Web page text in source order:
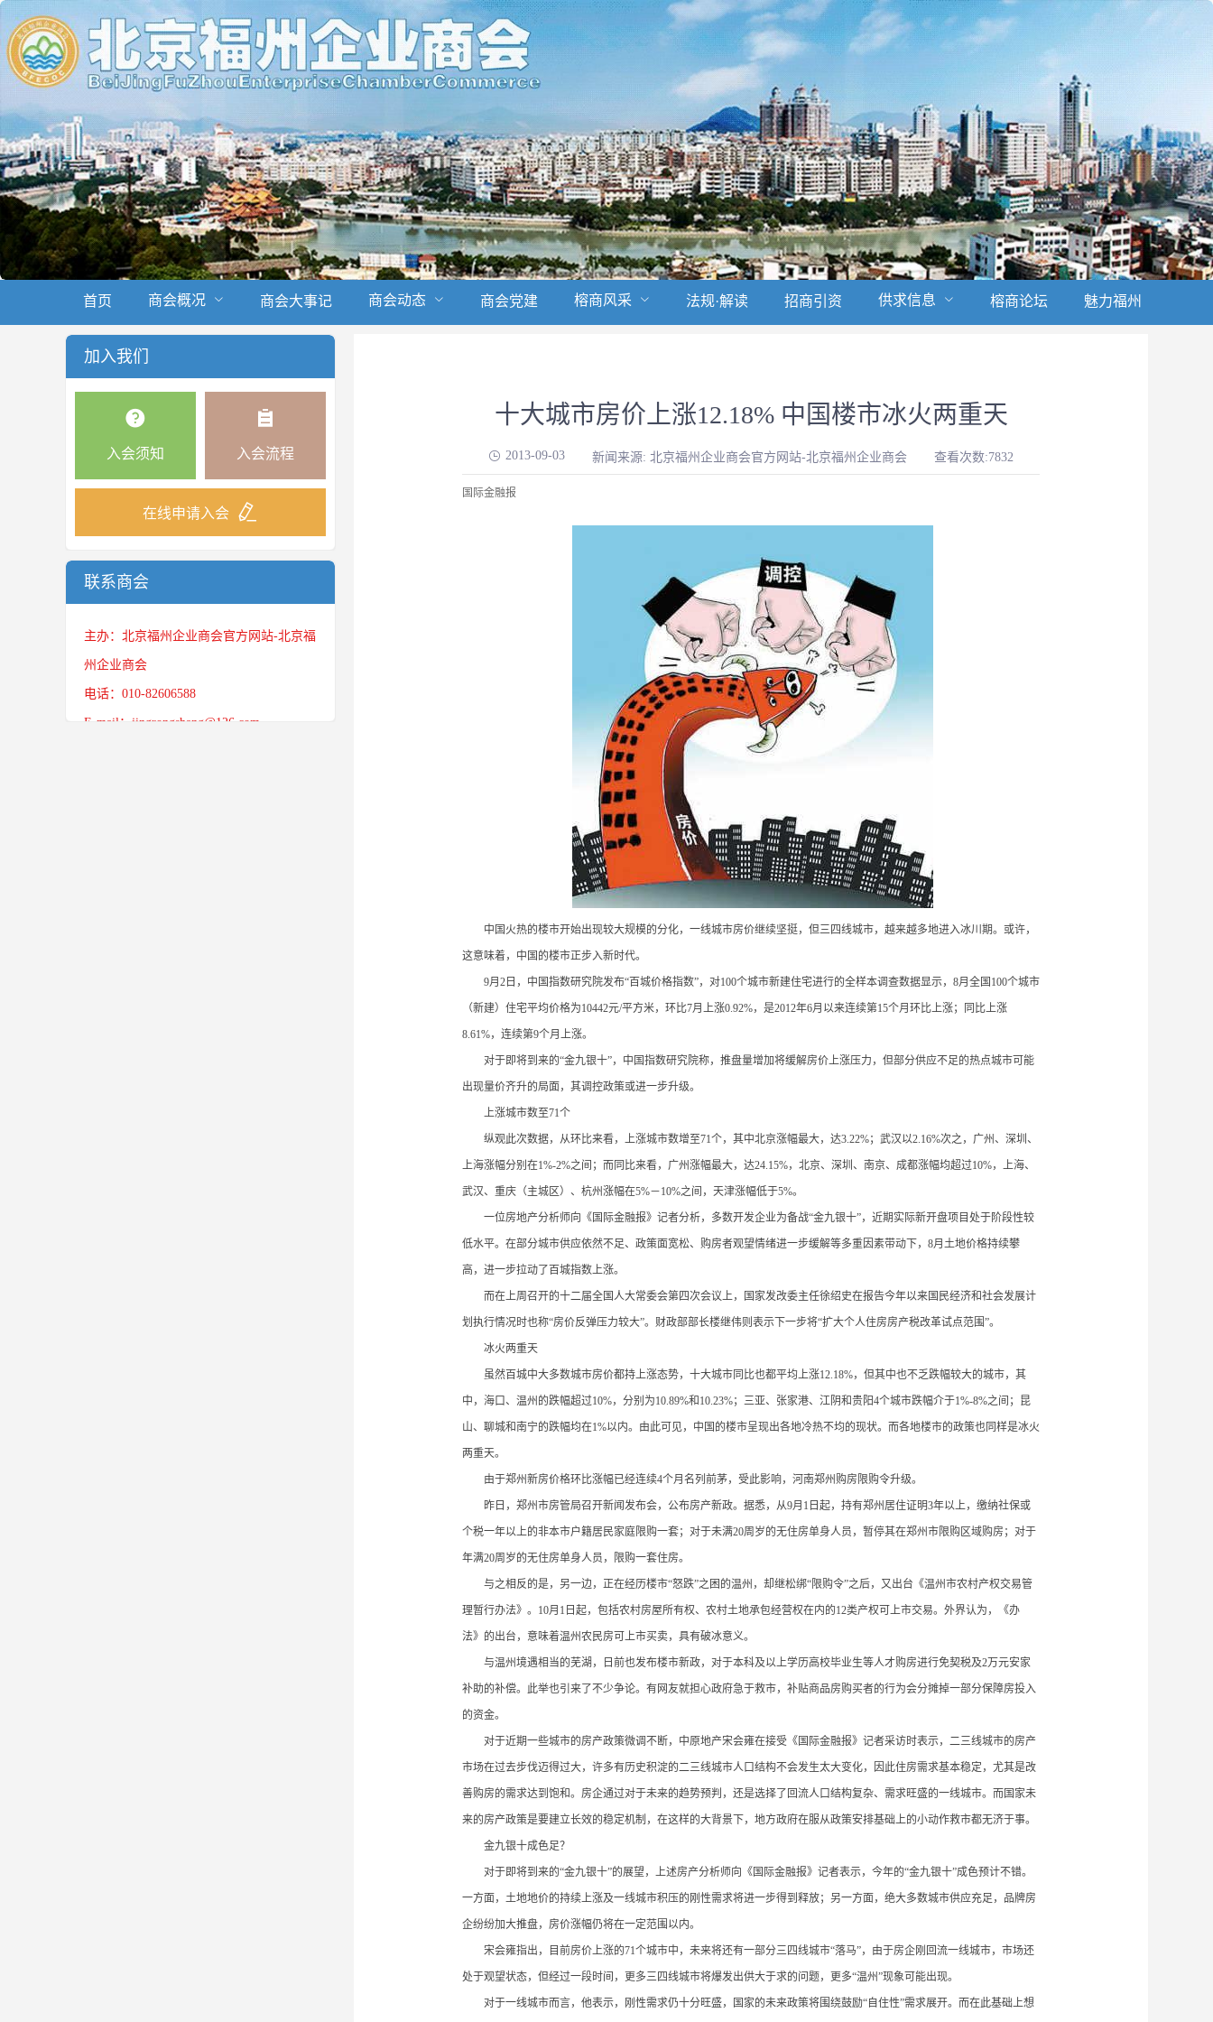
首页 商会概况 商会大事记 商会动态 商会党建 榕商风采 法规·解读 招商引资 供求信息 榕商论坛 魅力福州
加入我们
入会须知 入会流程
在线申请入会
联系商会
主办：北京福州企业商会官方网站-北京福
州企业商会
电话：010-82606588
E-mail：jingrongshang@126.com
十大城市房价上涨12.18% 中国楼市冰火两重天
2013-09-03 新闻来源: 北京福州企业商会官方网站-北京福州企业商会 查看次数:7832
国际金融报
中国火热的楼市开始出现较大规模的分化，一线城市房价继续坚挺，但三四线城市，越来越多地进入冰川期。或许，
这意味着，中国的楼市正步入新时代。
9月2日，中国指数研究院发布“百城价格指数”，对100个城市新建住宅进行的全样本调查数据显示，8月全国100个城市
（新建）住宅平均价格为10442元/平方米，环比7月上涨0.92%，是2012年6月以来连续第15个月环比上涨；同比上涨
8.61%，连续第9个月上涨。
对于即将到来的“金九银十”，中国指数研究院称，推盘量增加将缓解房价上涨压力，但部分供应不足的热点城市可能
出现量价齐升的局面，其调控政策或进一步升级。
上涨城市数至71个
纵观此次数据，从环比来看，上涨城市数增至71个，其中北京涨幅最大，达3.22%；武汉以2.16%次之，广州、深圳、
上海涨幅分别在1%-2%之间；而同比来看，广州涨幅最大，达24.15%，北京、深圳、南京、成都涨幅均超过10%，上海、
武汉、重庆（主城区）、杭州涨幅在5%－10%之间，天津涨幅低于5%。
一位房地产分析师向《国际金融报》记者分析，多数开发企业为备战“金九银十”，近期实际新开盘项目处于阶段性较
低水平。在部分城市供应依然不足、政策面宽松、购房者观望情绪进一步缓解等多重因素带动下，8月土地价格持续攀
高，进一步拉动了百城指数上涨。
而在上周召开的十二届全国人大常委会第四次会议上，国家发改委主任徐绍史在报告今年以来国民经济和社会发展计
划执行情况时也称“房价反弹压力较大”。财政部部长楼继伟则表示下一步将“扩大个人住房房产税改革试点范围”。
冰火两重天
虽然百城中大多数城市房价都持上涨态势，十大城市同比也都平均上涨12.18%，但其中也不乏跌幅较大的城市，其
中，海口、温州的跌幅超过10%，分别为10.89%和10.23%；三亚、张家港、江阴和贵阳4个城市跌幅介于1%-8%之间；昆
山、聊城和南宁的跌幅均在1%以内。由此可见，中国的楼市呈现出各地冷热不均的现状。而各地楼市的政策也同样是冰火
两重天。
由于郑州新房价格环比涨幅已经连续4个月名列前茅，受此影响，河南郑州购房限购令升级。
昨日，郑州市房管局召开新闻发布会，公布房产新政。据悉，从9月1日起，持有郑州居住证明3年以上，缴纳社保或
个税一年以上的非本市户籍居民家庭限购一套；对于未满20周岁的无住房单身人员，暂停其在郑州市限购区域购房；对于
年满20周岁的无住房单身人员，限购一套住房。
与之相反的是，另一边，正在经历楼市“怒跌”之困的温州，却继松绑“限购令”之后，又出台《温州市农村产权交易管
理暂行办法》。10月1日起，包括农村房屋所有权、农村土地承包经营权在内的12类产权可上市交易。外界认为，《办
法》的出台，意味着温州农民房可上市买卖，具有破冰意义。
与温州境遇相当的芜湖，日前也发布楼市新政，对于本科及以上学历高校毕业生等人才购房进行免契税及2万元安家
补助的补偿。此举也引来了不少争论。有网友就担心政府急于救市，补贴商品房购买者的行为会分摊掉一部分保障房投入
的资金。
对于近期一些城市的房产政策微调不断，中原地产宋会雍在接受《国际金融报》记者采访时表示，二三线城市的房产
市场在过去步伐迈得过大，许多有历史积淀的二三线城市人口结构不会发生太大变化，因此住房需求基本稳定，尤其是改
善购房的需求达到饱和。房企通过对于未来的趋势预判，还是选择了回流人口结构复杂、需求旺盛的一线城市。而国家未
来的房产政策是要建立长效的稳定机制，在这样的大背景下，地方政府在服从政策安排基础上的小动作救市都无济于事。
金九银十成色足？
对于即将到来的“金九银十”的展望，上述房产分析师向《国际金融报》记者表示，今年的“金九银十”成色预计不错。
一方面，土地地价的持续上涨及一线城市积压的刚性需求将进一步得到释放；另一方面，绝大多数城市供应充足，品牌房
企纷纷加大推盘，房价涨幅仍将在一定范围以内。
宋会雍指出，目前房价上涨的71个城市中，未来将还有一部分三四线城市“落马”，由于房企刚回流一线城市，市场还
处于观望状态，但经过一段时间，更多三四线城市将爆发出供大于求的问题，更多“温州”现象可能出现。
对于一线城市而言，他表示，刚性需求仍十分旺盛，国家的未来政策将围绕鼓励“自住性”需求展开。而在此基础上想